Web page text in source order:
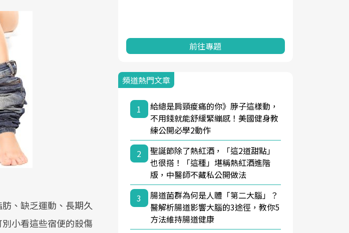
、缺乏運動、長期久
小看這些宿便的殺傷
更是民眾了解自身健康
康管理的重要起點。
前往專題
頻道熱門文章
1
給總是肩頸痠痛的你》脖子這樣動，
不用錢就能舒緩緊繃感！美國健身教
練公開必學2動作
2
聖誕節除了熱紅酒，「這2道甜點」
也很搭！「這種」堪稱熱紅酒進階
版，中醫師不藏私公開做法
3
腸道菌群為何是人體「第二大腦」？
醫解析腸道影響大腦的3途徑，教你5
方法維持腸道健康